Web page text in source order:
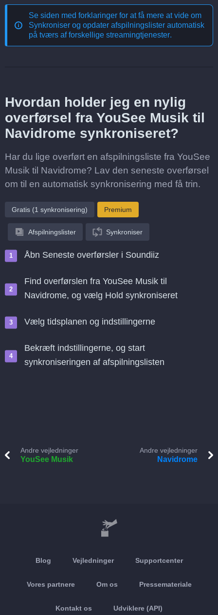
Se siden med forklaringer for at få mere at vide om
Synkroniser og opdater afspilningslister automatisk
på tværs af forskellige streamingtjenester.
Hvordan holder jeg en nylig
overførsel fra YouSee Musik til
Navidrome synkroniseret?
Har du lige overført en afspilningsliste fra YouSee
Musik til Navidrome? Lav den seneste overførsel
om til en automatisk synkronisering med få trin.
Gratis (1 synkronisering) Premium
Afspilningslister Synkroniser
Åbn Seneste overførsler i Soundiiz
Find overførslen fra YouSee Musik til
Navidrome, og vælg Hold synkroniseret
Vælg tidsplanen og indstillingerne
Bekræft indstillingerne, og start
synkroniseringen af afspilningslisten
Andre vejledninger
YouSee Musik
Andre vejledninger
Navidrome
Blog Vejledninger Supportcenter
Vores partnere Om os Pressemateriale
Kontakt os Udviklere (API)